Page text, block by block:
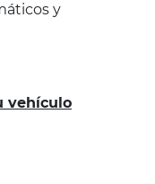
y
vehículo